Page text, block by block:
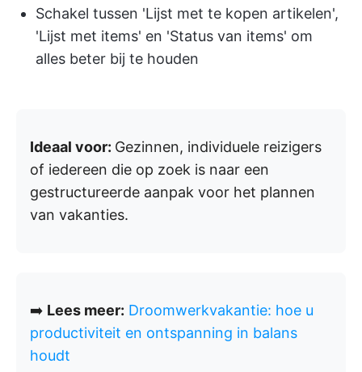
Schakel tussen 'Lijst met te kopen artikelen',
'Lijst met items' en 'Status van items' om
alles beter bij te houden
Ideaal voor: Gezinnen, individuele reizigers
of iedereen die op zoek is naar een
gestructureerde aanpak voor het plannen
van vakanties.
➡️ Lees meer: Droomwerkvakantie: hoe u
productiviteit en ontspanning in balans
houdt